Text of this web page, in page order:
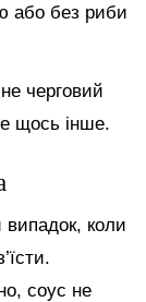
або без риби
черговий
щось інше.
коли
соус не